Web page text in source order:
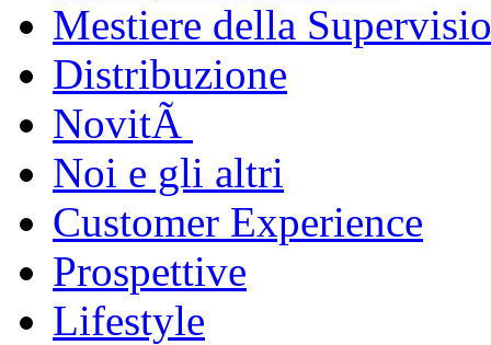
Mestiere della
Distribuzione
NovitÃ
Noi e gli altri
Customer Experience
Prospettive
Lifestyle